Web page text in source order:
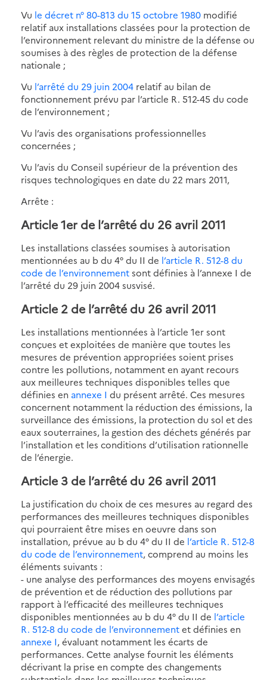
Vu le décret n° 80-813 du 15 octobre 1980 modifié
relatif aux installations classées pour la protection de
l’environnement relevant du ministre de la défense ou
soumises à des règles de protection de la défense
nationale ;
Vu l’arrêté du 29 juin 2004 relatif au bilan de
fonctionnement prévu par l’article R. 512-45 du code
de l’environnement ;
Vu l’avis des organisations professionnelles
concernées ;
Vu l’avis du Conseil supérieur de la prévention des
risques technologiques en date du 22 mars 2011,
Arrête :
Article 1er de l’arrêté du 26 avril 2011
Les installations classées soumises à autorisation
mentionnées au b du 4° du II de l’article R. 512-8 du
code de l’environnementsont définies à l’annexe I de
l’arrêté du 29 juin 2004 susvisé.
Article 2 de l’arrêté du 26 avril 2011
Les installations mentionnées à l’article 1er sont
conçues et exploitées de manière que toutes les
mesures de prévention appropriées soient prises
contre les pollutions, notamment en ayant recours
aux meilleures techniques disponibles telles que
définies en annexe I du présent arrêté. Ces mesures
concernent notamment la réduction des émissions, la
surveillance des émissions, la protection du sol et des
eaux souterraines, la gestion des déchets générés par
l’installation et les conditions d’utilisation rationnelle
de l’énergie.
Article 3 de l’arrêté du 26 avril 2011
La justification du choix de ces mesures au regard des
performances des meilleures techniques disponibles
qui pourraient être mises en oeuvre dans son
installation, prévue au b du 4° du II de l’article R. 512-8
du code de l’environnement, comprend au moins les
éléments suivants :
- une analyse des performances des moyens envisagés
de prévention et de réduction des pollutions par
rapport à l’efficacité des meilleures techniques
disponibles mentionnées au b du 4° du II de l’article
R. 512-8 du code de l’environnementet définies en
annexe I, évaluant notamment les écarts de
performances. Cette analyse fournit les éléments
décrivant la prise en compte des changements